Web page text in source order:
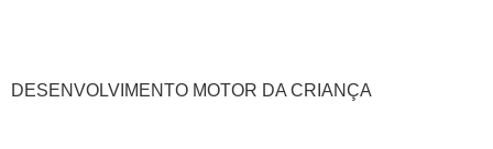
DESENVOLVIMENTO MOTOR DA CRIANÇA